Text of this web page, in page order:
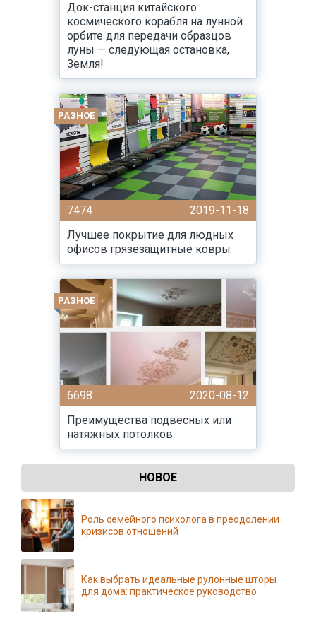
Док-станция китайского
космического корабля на лунной
орбите для передачи образцов
луны — следующая остановка,
Земля!
РАЗНОЕ
7474
2019-11-18
Лучшее покрытие для людных
офисов грязезащитные ковры
РАЗНОЕ
6698
2020-08-12
Преимущества подвесных или
натяжных потолков
НОВОЕ
Роль семейного психолога в преодолении
кризисов отношений
Как выбрать идеальные рулонные шторы
для дома: практическое руководство